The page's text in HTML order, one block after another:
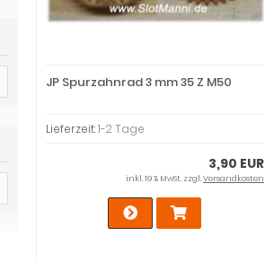
JP Spurzahnrad 3 mm 35 Z M50
Lieferzeit:1-2 Tage
3,90 EUR
inkl. 19 % MwSt. zzgl.Versandkosten